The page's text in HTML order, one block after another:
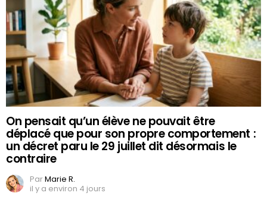
On pensait qu’un élève ne pouvait être
déplacé que pour son propre comportement :
un décret paru le 29 juillet dit désormais le
contraire
ParMarie R.
il y a environ 4 jours